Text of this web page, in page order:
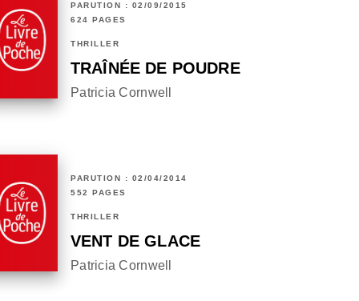
PARUTION : 02/09/2015
624 PAGES
THRILLER
TRAÎNÉE DE POUDRE
Patricia Cornwell
PARUTION : 02/04/2014
552 PAGES
THRILLER
VENT DE GLACE
Patricia Cornwell